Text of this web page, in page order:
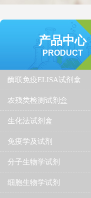
产品中心
PRODUCT
酶联免疫ELISA试剂盒
农残类检测试剂盒
生化法试剂盒
免疫学及试剂
分子生物学试剂
细胞生物学试剂